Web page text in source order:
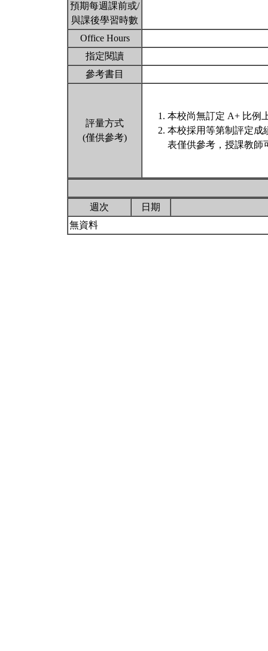
預期每週課前或/
與課後學習時數
Office Hours
指定閱讀
參考書目
評量方式
(僅供參考)
本校尚無訂定 A+ 比例
本校採用等第制評定成
表僅供參考，授課教師
週次
日期
無資料